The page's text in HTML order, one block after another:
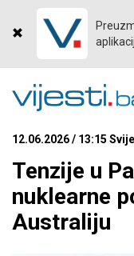
12.06.2026 / 13:15
Tenzije u
nuklearne
Australiju